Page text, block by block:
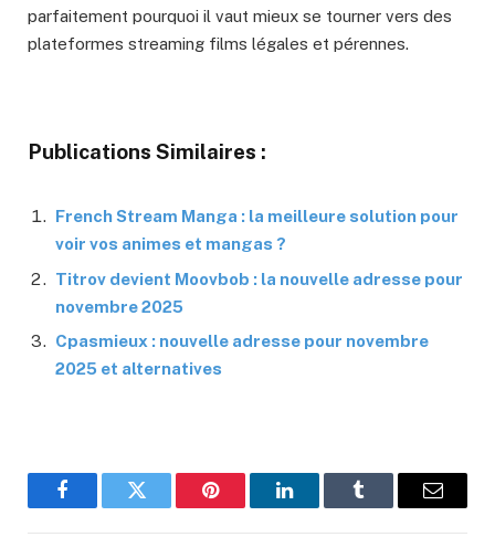
parfaitement pourquoi il vaut mieux se tourner vers des
plateformes streaming films légales et pérennes.
Publications Similaires :
French Stream Manga : la meilleure solution pour
voir vos animes et mangas ?
Titrov devient Moovbob : la nouvelle adresse pour
novembre 2025
Cpasmieux : nouvelle adresse pour novembre
2025 et alternatives
FacebookTwitter Pinterest LinkedInTumblr Email